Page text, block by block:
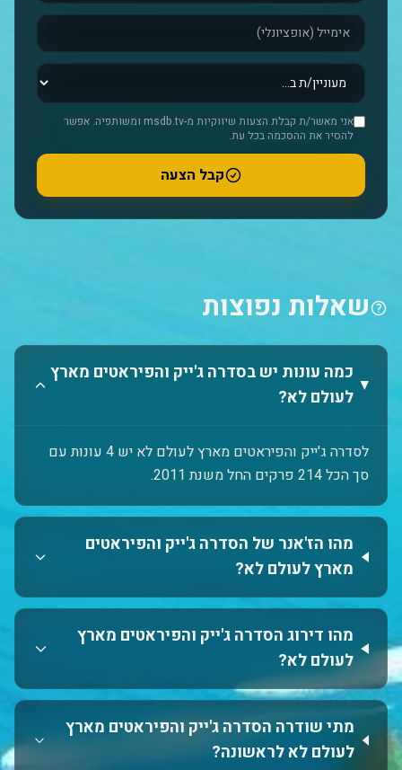
אני מאשר/ת קבלת הצעות שיווקיות מ-msdb.tv ומשותפיה. אפשר
להסיר את ההסכמה בכל עת.
קבל הצעה
שאלות נפוצות
כמה עונות יש בסדרה ג'ייק והפיראטים מארץ
לעולם לא?
לסדרה ג'ייק והפיראטים מארץ לעולם לא יש 4 עונות עם
סך הכל 214 פרקים החל משנת 2011.
מהו הז'אנר של הסדרה ג'ייק והפיראטים
מארץ לעולם לא?
מהו דירוג הסדרה ג'ייק והפיראטים מארץ
לעולם לא?
מתי שודרה הסדרה ג'ייק והפיראטים מארץ
לעולם לא לראשונה?